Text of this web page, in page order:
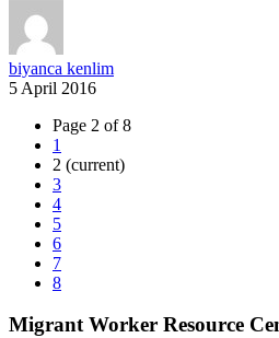
biyanca kenlim
5 April 2016
Page 2 of 8
1
2 (current)
3
4
5
6
7
8
Migrant Worker Resource